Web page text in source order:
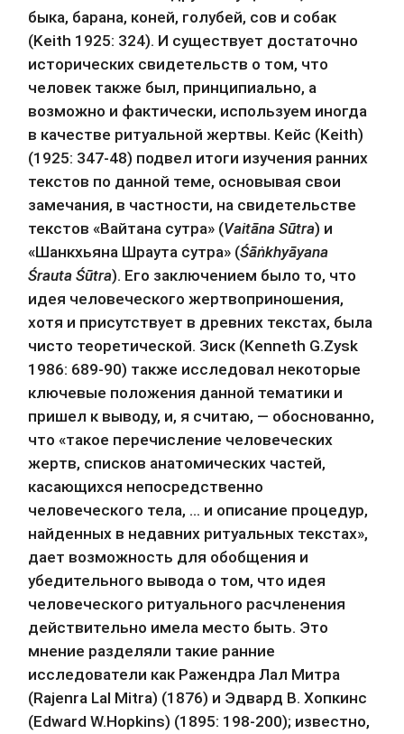
быка, барана, коней, голубей, сов и собак
(Keith 1925: 324). И существует достаточно
исторических свидетельств о том, что
человек также был, принципиально, а
возможно и фактически, используем иногда
в качестве ритуальной жертвы. Кейс (Keith)
(1925: 347-48) подвел итоги изучения ранних
текстов по данной теме, основывая свои
замечания, в частности, на свидетельстве
текстов «Вайтана сутра» (Vaitāna Sūtra) и
«Шанкхьяна Шраута сутра» (Śāṅkhyāyana
Śrauta Śūtra). Его заключением было то, что
идея человеческого жертвоприношения,
хотя и присутствует в древних текстах, была
чисто теоретической. Зиск (Kenneth G.Zysk
1986: 689-90) также исследовал некоторые
ключевые положения данной тематики и
пришел к выводу, и, я считаю, — обоснованно,
что «такое перечисление человеческих
жертв, списков анатомических частей,
касающихся непосредственно
человеческого тела, … и описание процедур,
найденных в недавних ритуальных текстах»,
дает возможность для обобщения и
убедительного вывода о том, что идея
человеческого ритуального расчленения
действительно имела место быть. Это
мнение разделяли такие ранние
исследователи как Ражендра Лал Митра
(Rajenra Lal Mitra) (1876) и Эдвард В. Хопкинс
(Edward W.Hopkins) (1895: 198-200); известно,